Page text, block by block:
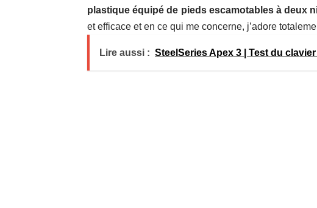
plastique équipé de pieds escamotables à deux
et efficace et en ce qui me concerne, j’adore
Lire aussi : SteelSeries Apex 3 | Test du clavier